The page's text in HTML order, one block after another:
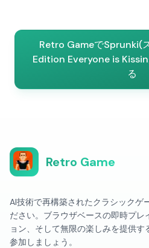
Retro GameでSprunki(
Edition Everyone is
る
Retro Game
AI技術で再構築されたクラシックゲ
ださい。ブラウザベースの即時プ
ョン、そして無限の楽しみを提供
参加しましょう。